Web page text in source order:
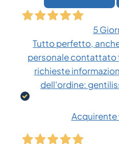
5
Tutto perfetto,
personale contattato
richieste
dell'ordine: